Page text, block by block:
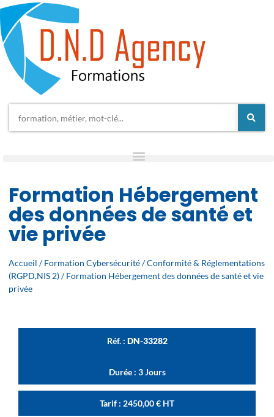
Formation Hébergement
des données de santé et
vie privée
Accueil /Formation Cybersécurité/Conformité & Réglementations
(RGPD,NIS 2)/ Formation Hébergement des données de santé et vie
privée
Réf. : DN-33282
Durée : 3 Jours
Tarif : 2450,00€ HT